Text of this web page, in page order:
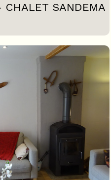
CHALET SANDEMA